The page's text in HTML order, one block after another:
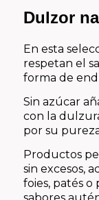
Dulzor
En esta
respetan el
forma de
Sin azúcar
con la
por su
Productos
sin excesos,
foies, patés o
sabores